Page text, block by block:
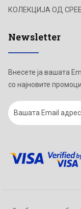
КОЛЕКЦИЈА ОД
Newsletter
Внесете ја вашата
со најновите